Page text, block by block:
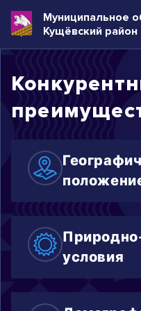
Муниципальное
Кущёвский район
проходящие
связывают
с Югом и
условия